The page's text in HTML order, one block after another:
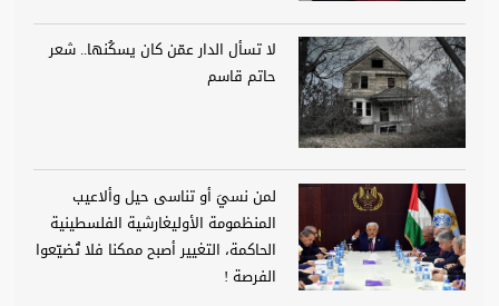
لا تسأل الدار عمّن كان يسكُنها.. شعر
حاتم قاسم
لمن نسيَ أو تناسى حيل وألاعيب
المنظمومة الأوليغارشية الفلسطينية
الحاكمة، التغيير أصبح ممكنا فلا تُضيّعوا
الفرصة !